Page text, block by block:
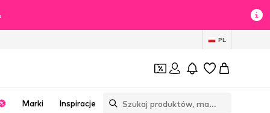
PL
Marki Inspiracje